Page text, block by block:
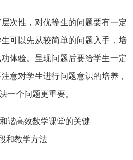
次性，对优等生的问题要有一定
可以先从较简单的问题入手，培
体验。呈现问题后要给学生一定
意对学生进行问题意识的培养，
一个问题更重要。
谐高效数学课堂的关键
和教学方法